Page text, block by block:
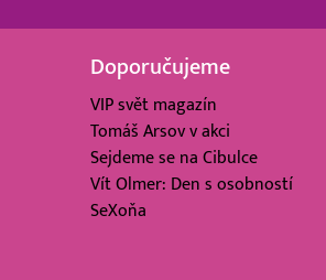
Doporučujeme
VIP svět magazín
Tomáš Arsov v akci
Sejdeme se na Cibulce
Vít Olmer: Den s osobností
SeXoňa